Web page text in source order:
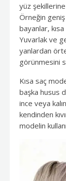
yüz
Örneğin geniş
bayanlar,
Yuvarlak ve
yanlardan
görünmesini
Kısa saç
başka husus
ince veya
kendinden
modelin